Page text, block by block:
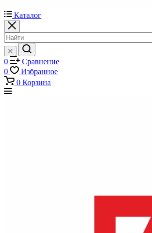
Каталог
0
Сравнение
0
Избранное
0 Корзина